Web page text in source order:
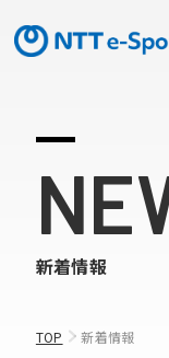
ミッション
ソリューショ
ピックアップ
ニュース
新着情報
TOP 新着情報